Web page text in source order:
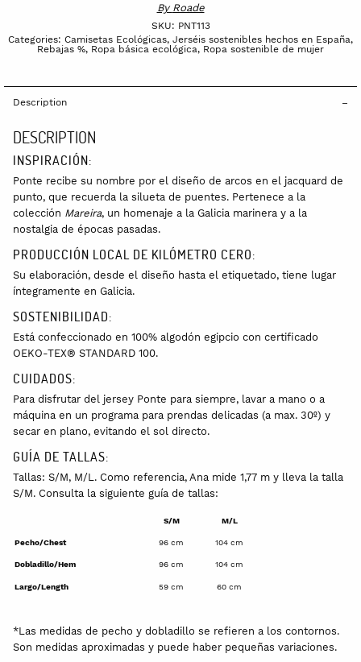
By Roade
SKU: PNT113
Categories: Camisetas Ecológicas, Jerséis sostenibles hechos en España,
Rebajas %, Ropa básica ecológica, Ropa sostenible de mujer
Description
DESCRIPTION
INSPIRACIÓN:
Ponte recibe su nombre por el diseño de arcos en el jacquard de
punto, que recuerda la silueta de puentes. Pertenece a la
colección Mareira, un homenaje a la Galicia marinera y a la
nostalgia de épocas pasadas.
PRODUCCIÓN LOCAL DE KILÓMETRO CERO:
Su elaboración, desde el diseño hasta el etiquetado, tiene lugar
íntegramente en Galicia.
SOSTENIBILIDAD:
Está confeccionado en 100% algodón egipcio con certificado
OEKO-TEX® STANDARD 100.
CUIDADOS:
Para disfrutar del jersey Ponte para siempre, lavar a mano o a
máquina en un programa para prendas delicadas (a max. 30º) y
secar en plano, evitando el sol directo.
GUÍA DE TALLAS:
Tallas: S/M, M/L. Como referencia, Ana mide 1,77 m y lleva la talla
S/M. Consulta la siguiente guía de tallas:
S/M M/L
Pecho/Chest 96 cm 104 cm
Dobladillo/Hem 96 cm 104 cm
Largo/Length 59 cm 60 cm
*Las medidas de pecho y dobladillo se refieren a los contornos.
Son medidas aproximadas y puede haber pequeñas variaciones.